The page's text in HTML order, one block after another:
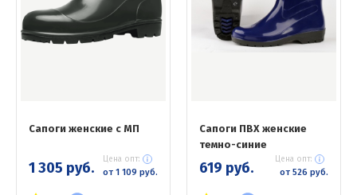
Сапоги женские с МП
1 305 руб. Цена опт:
от 1 109 руб.
Сапоги ПВХ женские
темно-синие
619 руб. Цена опт:
от 526 руб.